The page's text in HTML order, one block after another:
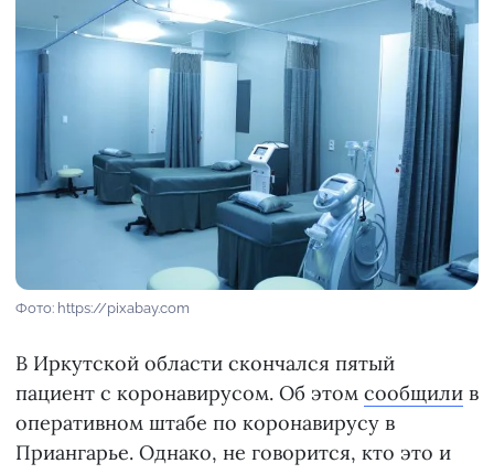
Фото: https://pixabay.com
В Иркутской области скончался пятый
пациент с коронавирусом. Об этом сообщили в
оперативном штабе по коронавирусу в
Приангарье. Однако, не говорится, кто это и